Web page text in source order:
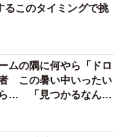
このタイミングで挑
ムの隅に何やら「ドロ
この暑い中いったい
… 「見つかるなんて